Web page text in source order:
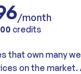
/month
credits
that own many
on the market.